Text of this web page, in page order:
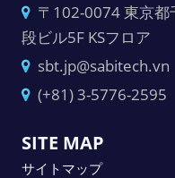
〒102-0074 東京
段ビル5F KSフロア
sbt.jp@sabitech.vn
(+81) 3-5776-2595
SITE MAP
サイトマップ